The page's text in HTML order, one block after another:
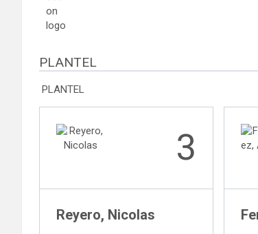
PLANTEL
PLANTEL
3
Reyero, Nicolas